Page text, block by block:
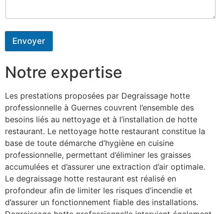
Envoyer
Notre expertise
Les prestations proposées par Degraissage hotte
professionnelle à Guernes couvrent l’ensemble des
besoins liés au nettoyage et à l’installation de hotte
restaurant. Le nettoyage hotte restaurant constitue la
base de toute démarche d’hygiène en cuisine
professionnelle, permettant d’éliminer les graisses
accumulées et d’assurer une extraction d’air optimale.
Le degraissage hotte restaurant est réalisé en
profondeur afin de limiter les risques d’incendie et
d’assurer un fonctionnement fiable des installations.